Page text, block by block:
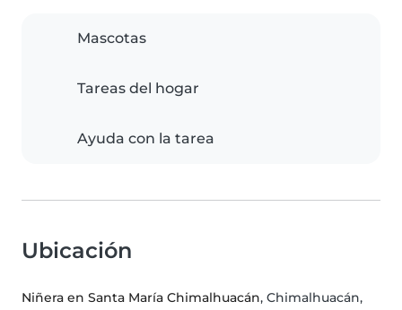
Mascotas
Tareas del hogar
Ayuda con la tarea
Ubicación
Niñera en Santa María Chimalhuacán, Chimalhuacán,